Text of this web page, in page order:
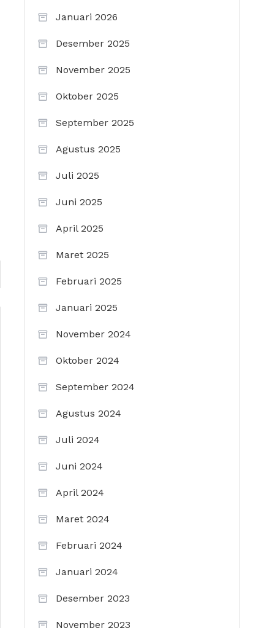
Januari 2026
Desember 2025
November 2025
Oktober 2025
September 2025
Agustus 2025
Juli 2025
Juni 2025
April 2025
Maret 2025
Februari 2025
Januari 2025
November 2024
Oktober 2024
September 2024
Agustus 2024
Juli 2024
Juni 2024
April 2024
Maret 2024
Februari 2024
Januari 2024
Desember 2023
November 2023